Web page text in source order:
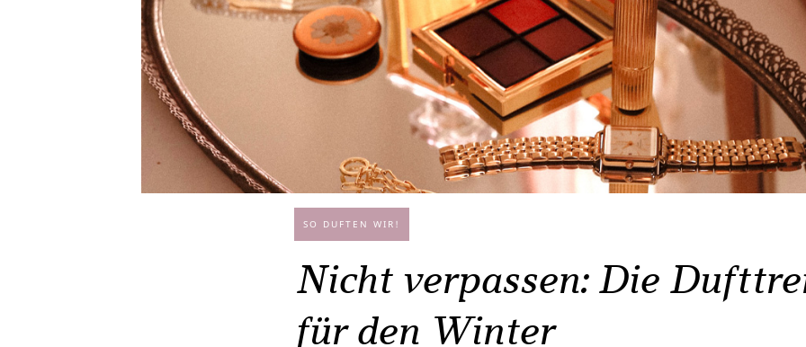
SO DUFTEN WIR!
Nicht verpassen: Die
für den Winter